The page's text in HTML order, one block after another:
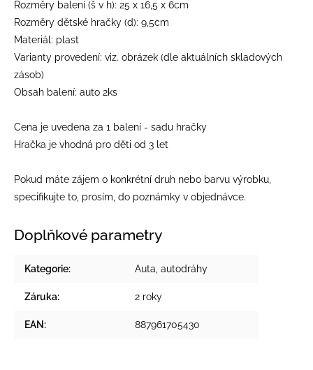
Rozměry balení (š v h): 25 x 16,5 x 6cm
Rozměry dětské hračky (d): 9,5cm
Materiál: plast
Varianty provedení: viz. obrázek (dle aktuálních skladových
zásob)
Obsah balení: auto 2ks
Cena je uvedena za 1 balení - sadu hračky
Hračka je vhodná pro děti od 3 let
Pokud máte zájem o konkrétní druh nebo barvu výrobku,
specifikujte to, prosím, do poznámky v objednávce.
Doplňkové parametry
Kategorie: Auta, autodráhy
Záruka: 2 roky
EAN: 887961705430